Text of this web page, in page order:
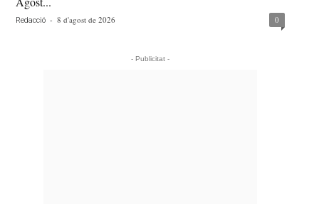
Redacció - 8 d'agost de 2026 0
- Publicitat -